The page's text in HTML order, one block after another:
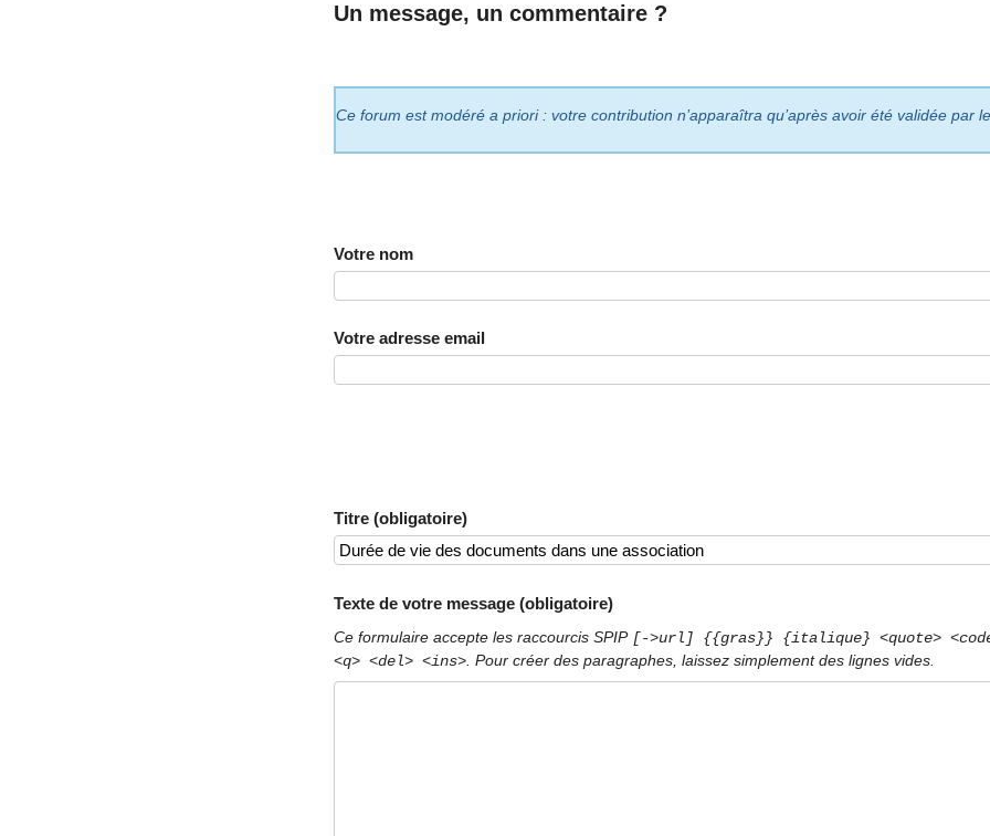
Un message, un commentaire ?
Ce forum est modéré a priori : votre contribution n’apparaîtra qu’après avoir été validée par
Votre nom
Votre adresse email
Titre (obligatoire)
Texte de votre message (obligatoire)
Ce formulaire accepte les raccourcis SPIP [->url] {{gras}} {italique} <quote>
<q> <del> <ins>. Pour créer des paragraphes, laissez simplement des lignes vides.